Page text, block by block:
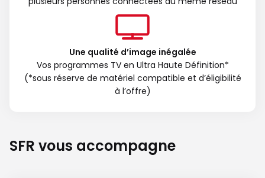
Une qualité d’image inégalée
Vos programmes TV en Ultra Haute Définition*
(*sous réserve de matériel compatible et d’éligibilité
à l’offre)
SFR vous accompagne